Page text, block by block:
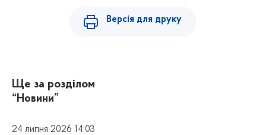
Версія для друку
Ще за розділом
“Новини”
24 липня 2026 14:03